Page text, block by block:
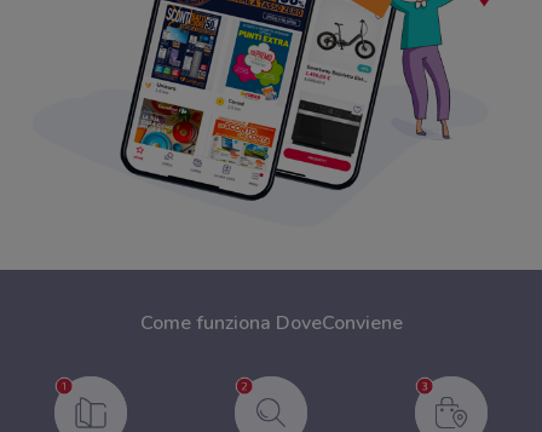
Come funziona DoveConviene